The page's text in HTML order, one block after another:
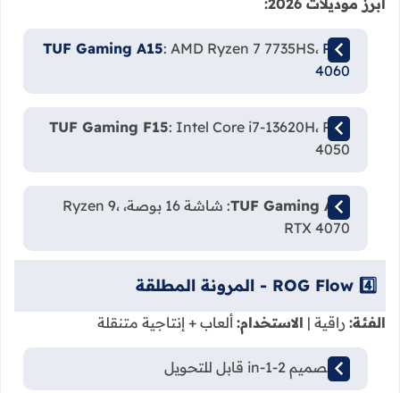
أبرز موديلات 2026:
TUF Gaming A15: AMD Ryzen 7 7735HS، RTX
4060
TUF Gaming F15: Intel Core i7-13620H، RTX
4050
TUF Gaming A16
: شاشة 16 بوصة، Ryzen 9،
RTX 4070
4️⃣ ROG Flow - المرونة المطلقة
الفئة: راقية | الاستخدام: ألعاب + إنتاجية متنقلة
🔄 تصميم 2-in-1 قابل للتحويل